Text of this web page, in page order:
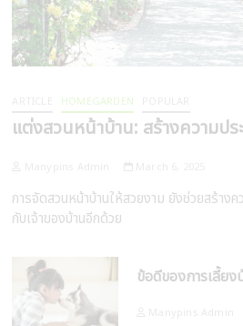
HOMEGARDEN
แต่งสวนหน้าบ้าน: สร้างความป
การจัดสวนหน้าบ้านให้สวยงาม ยังช่วยสร้าง
กับเจ้าของบ้านอีกด้วย
ข้อดีของการเลี้ย